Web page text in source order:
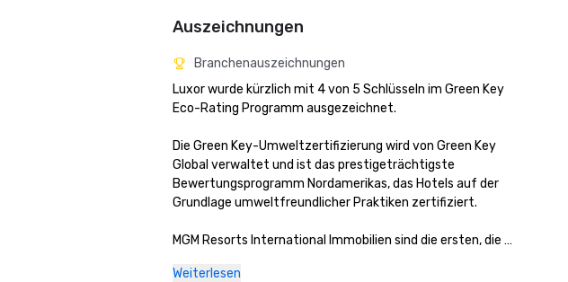
Auszeichnungen
Branchenauszeichnungen
Luxor wurde kürzlich mit 4 von 5 Schlüsseln im Green Key
Eco-Rating Programm ausgezeichnet.
Die Green Key-Umweltzertifizierung wird von Green Key
Global verwaltet und ist das prestigeträchtigste
Bewertungsprogramm Nordamerikas, das Hotels auf der
Grundlage umweltfreundlicher Praktiken zertifiziert.
MGM Resorts International Immobilien sind die ersten, die
Weiterlesen